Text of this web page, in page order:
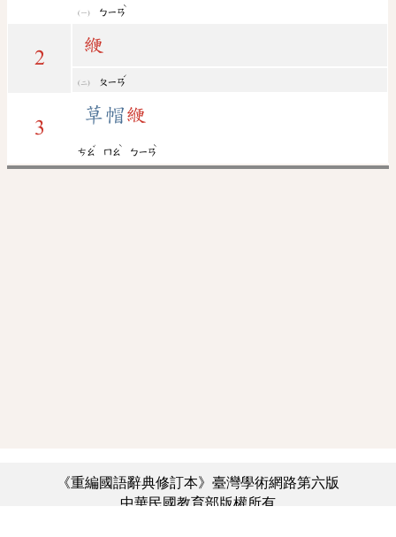
ㄅㄧㄢ
ˋ
2
緶
ㄆㄧㄢ
ˊ
3
草帽緶
ㄘㄠ
ˇ
ㄇㄠ
ˋ
ㄅㄧㄢ
ˋ
《重編國語辭典修訂本》臺灣學術網路第六版
中華民國教育部版權所有